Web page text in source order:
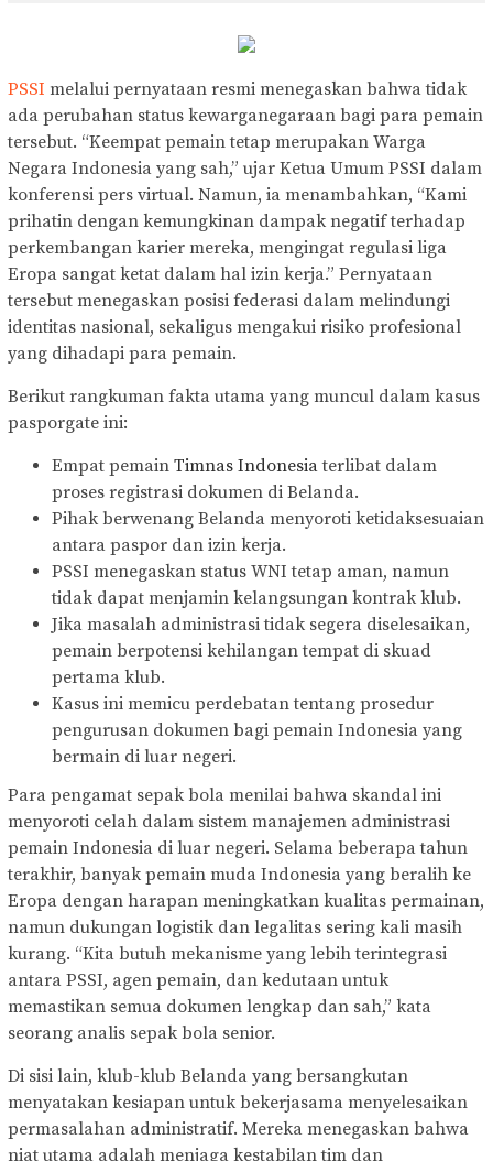
PSSI melalui pernyataan resmi menegaskan bahwa tidak
ada perubahan status kewarganegaraan bagi para pemain
tersebut. “Keempat pemain tetap merupakan Warga
Negara Indonesia yang sah,” ujar Ketua Umum PSSI dalam
konferensi pers virtual. Namun, ia menambahkan, “Kami
prihatin dengan kemungkinan dampak negatif terhadap
perkembangan karier mereka, mengingat regulasi liga
Eropa sangat ketat dalam hal izin kerja.” Pernyataan
tersebut menegaskan posisi federasi dalam melindungi
identitas nasional, sekaligus mengakui risiko profesional
yang dihadapi para pemain.
Berikut rangkuman fakta utama yang muncul dalam kasus
pasporgate ini:
Empat pemain Timnas Indonesiaterlibat dalam
proses registrasi dokumen di Belanda.
Pihak berwenang Belanda menyoroti ketidaksesuaian
antara paspor dan izin kerja.
PSSI menegaskan status WNI tetap aman, namun
tidak dapat menjamin kelangsungan kontrak klub.
Jika masalah administrasi tidak segera diselesaikan,
pemain berpotensi kehilangan tempat di skuad
pertama klub.
Kasus ini memicu perdebatan tentang prosedur
pengurusan dokumen bagi pemain Indonesia yang
bermain di luar negeri.
Para pengamat sepak bola menilai bahwa skandal ini
menyoroti celah dalam sistem manajemen administrasi
pemain Indonesia di luar negeri. Selama beberapa tahun
terakhir, banyak pemain muda Indonesia yang beralih ke
Eropa dengan harapan meningkatkan kualitas permainan,
namun dukungan logistik dan legalitas sering kali masih
kurang. “Kita butuh mekanisme yang lebih terintegrasi
antara PSSI, agen pemain, dan kedutaan untuk
memastikan semua dokumen lengkap dan sah,” kata
seorang analis sepak bola senior.
Di sisi lain, klub-klub Belanda yang bersangkutan
menyatakan kesiapan untuk bekerjasama menyelesaikan
permasalahan administratif. Mereka menegaskan bahwa
niat utama adalah menjaga kestabilan tim dan